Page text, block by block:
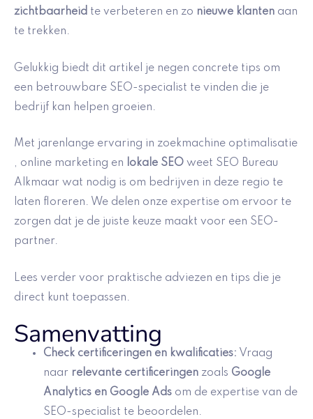
zichtbaarheid te verbeteren en zo nieuwe klanten aan
te trekken.
Gelukkig biedt dit artikel je negen concrete tips om
een betrouwbare SEO-specialist te vinden die je
bedrijf kan helpen groeien.
Met jarenlange ervaring in zoekmachine optimalisatie
, online marketing en
lokale SEO weet SEO Bureau
Alkmaar wat nodig is om bedrijven in deze regio te
laten floreren. We delen onze expertise om ervoor te
zorgen dat je de juiste keuze maakt voor een SEO-
partner.
Lees verder voor praktische adviezen en tips die je
direct kunt toepassen.
Samenvatting
Check certificeringen en kwalificaties: Vraag
naar relevante certificeringen zoals Google
Analytics en Google Ads om de expertise van de
SEO-specialist te beoordelen.